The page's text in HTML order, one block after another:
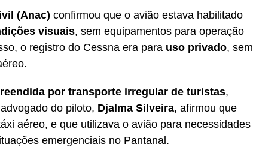
(Anac) confirmou que o avião estava habilitado
visuais, sem equipamentos para operação
o registro do Cessna era para uso privado, sem
por transporte irregular de turistas,
do piloto, Djalma Silveira, afirmou que
aéreo, e que utilizava o avião para necessidades
emergenciais no Pantanal.